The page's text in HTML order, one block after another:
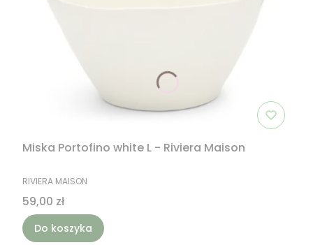
Miska Portofino white L - Riviera Maison
PRODUCENT
RIVIERA MAISON
Cena
59,00 zł
Do koszyka